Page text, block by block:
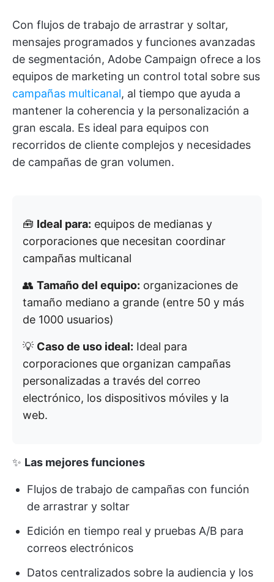
Con flujos de trabajo de arrastrar y soltar,
mensajes programados y funciones avanzadas
de segmentación, Adobe Campaign ofrece a los
equipos de marketing un control total sobre sus
campañas multicanal, al tiempo que ayuda a
mantener la coherencia y la personalización a
gran escala. Es ideal para equipos con
recorridos de cliente complejos y necesidades
de campañas de gran volumen.
🧰 Ideal para: equipos de medianas y
corporaciones que necesitan coordinar
campañas multicanal
👥 Tamaño del equipo: organizaciones de
tamaño mediano a grande (entre 50 y más
de 1000 usuarios)
💡 Caso de uso ideal: Ideal para
corporaciones que organizan campañas
personalizadas a través del correo
electrónico, los dispositivos móviles y la
web.
✨ Las mejores funciones
Flujos de trabajo de campañas con función
de arrastrar y soltar
Edición en tiempo real y pruebas A/B para
correos electrónicos
Datos centralizados sobre la audiencia y los